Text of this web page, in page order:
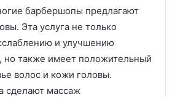
барбершопы предлагают
Эта услуга не только
и улучшению
но также имеет положительный
волос и кожи головы.
сделают массаж